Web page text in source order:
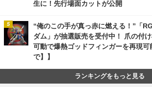
生に！先行場面カットが公開
“俺のこの手が真っ赤に燃える！”「
ダム」が抽選販売を受付中！ 爪の付
可動で爆熱ゴッドフィンガーを再現可
で】】
ランキングをもっと見る